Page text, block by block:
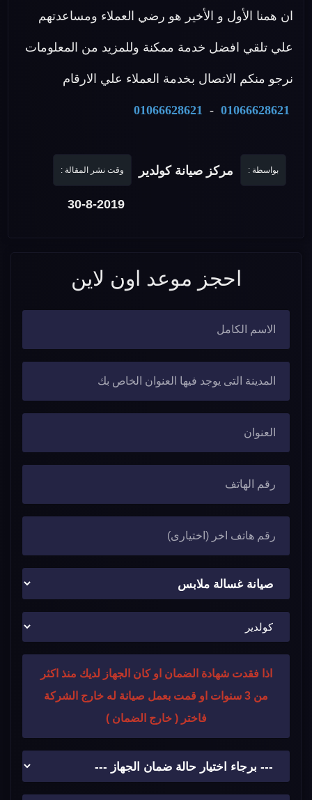
ان همنا الأول و الأخير هو رضي العملاء ومساعدتهم
علي تلقي افضل خدمة ممكنة وللمزيد من المعلومات
نرجو منكم الاتصال بخدمة العملاء علي الارقام
01066628621
-
01066628621
بواسطة : مركز صيانة كولدير وقت نشر المقالة :
30-8-2019
احجز موعد اون لاين
اذا فقدت شهادة الضمان او كان الجهاز لديك منذ اكثر
من 3 سنوات او قمت بعمل صيانة له خارج الشركة
فاختر ( خارج الضمان )